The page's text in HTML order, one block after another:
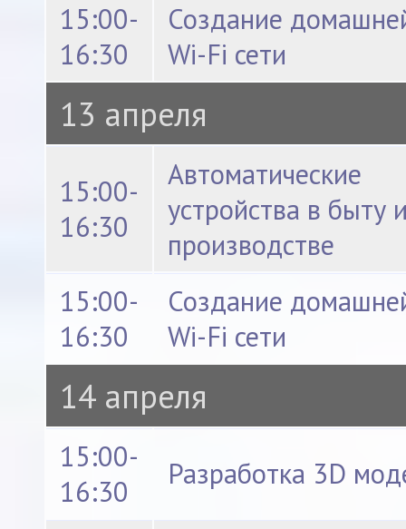
15:00-
16:30
Создание
Wi-Fi сети
13 апреля
15:00-
16:30
Автоматические
устройства в быту
производстве
15:00-
16:30
Создание
Wi-Fi сети
14 апреля
15:00-
16:30
Разработка 3D